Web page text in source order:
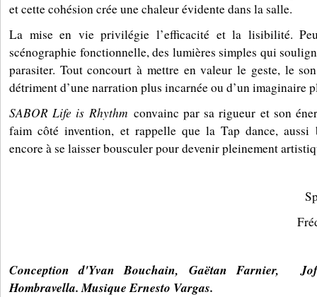
et cette cohésion crée une chaleur évidente dans la salle.
La mise en vie privilégie l’efficacité et la lisibilité. Peu
scénographie fonctionnelle, des lumières simples qui
parasiter. Tout concourt à mettre en valeur le geste, le
détriment d’une narration plus incarnée ou d’un imaginaire
SABOR Life is Rhythm convainc par sa rigueur et son
faim côté invention, et rappelle que la Tap dance, aussi
encore à se laisser bousculer pour devenir pleinement
Conception d'Yvan Bouchain, Gaëtan Farnier,
Hombravella. Musique Ernesto Vargas.